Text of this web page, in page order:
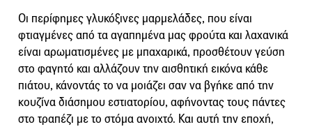
Οι περίφημες γλυκόξινες μαρμελάδες, που είναι
φτιαγμένες από τα αγαπημένα μας φρούτα και λαχανικά
είναι αρωματισμένες με μπαχαρικά, προσθέτουν γεύση
στο φαγητό και αλλάζουν την αισθητική εικόνα κάθε
πιάτου, κάνοντάς το να μοιάζει σαν να βγήκε από την
κουζίνα διάσημου εστιατορίου, αφήνοντας τους πάντες
στο τραπέζι με το στόμα ανοιχτό. Και αυτή την εποχή,